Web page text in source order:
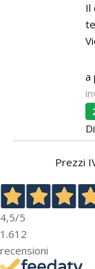
Il
a
Prezzi
4,5/5
1.612
recensioni